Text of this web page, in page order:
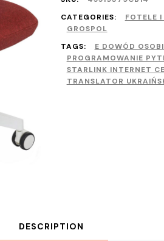
CATEGORIES:
FOTELE I
GROSPOL
TAGS:
E DOWÓD
PROGRAMOWANIE
STARLINK INTERNET
TRANSLATOR
DESCRIPTION